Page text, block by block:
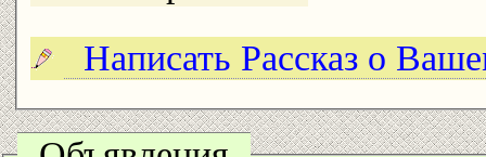
Написать Рассказ о